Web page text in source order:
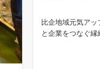
比企地域元気ア
と企業をつなぐ